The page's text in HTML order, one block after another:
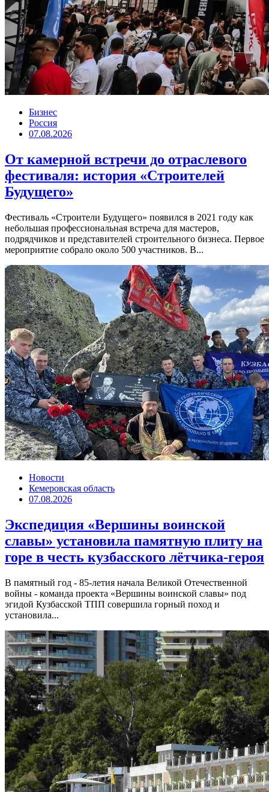
Бизнес
Россия
07.08.2026
От камерной встречи до отраслевого
фестиваля: история «Строителей
Будущего»
Фестиваль «Строители Будущего» появился в 2021 году как
небольшая профессиональная встреча для мастеров,
подрядчиков и представителей строительного бизнеса. Первое
мероприятие собрало около 500 участников. В...
Новости
Кемеровская область
07.08.2026
Экспедиция «Вершины воинской
славы» установила памятную плиту на
горе в честь кузбасского лётчика-героя
В памятный год - 85-летия начала Великой Отечественной
войны - команда проекта «Вершины воинской славы» под
эгидой Кузбасской ТПП совершила горный поход и
установила...